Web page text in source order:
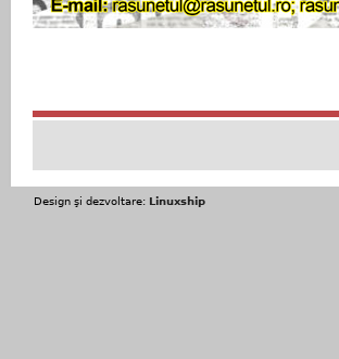
Design şi dezvoltare: Linuxship